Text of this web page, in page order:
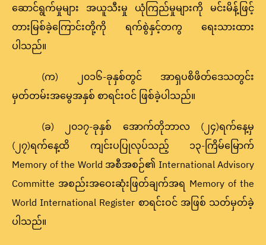
ဆောင်ရွက်မှုများ အယူသီးမှု ယုံကြည်မှုများကို မင်းမိန့်ဖြင့်
တားမြစ်ခဲ့ကြောင်းတို့ကို ရက်စွဲနှင့်တကွ ရေးသားထား
ပါသည်။
(က) ၂၀၁၆-ခုနှစ်တွင် အာရှပစိဖိတ်ဒေသတွင်း
မှတ်တမ်းအမွေအနှစ် စာရင်းဝင် ဖြစ်ခဲ့ပါသည်။
(ခ) ၂၀၁၇-ခုနှစ် အောက်တိုဘာလ (၂၄)ရက်နေ့မှ
(၂၇)ရက်နေ့ထိ ကျင်းပပြုလုပ်သည့် ၁၃-ကြိမ်မြောက်
Memory of the World အစီအစဉ်၏ International Advisory
Committe အစည်းအဝေးဆုံးဖြတ်ချက်အရ Memory of the
World International Register စာရင်းဝင် အဖြစ် သတ်မှတ်ခဲ့
ပါသည်။